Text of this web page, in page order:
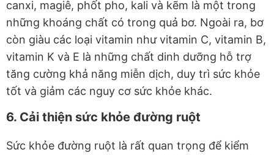
canxi, magiê, phốt pho, kali và kẽm là một trong
những khoáng chất có trong quả bơ. Ngoài ra, bơ
còn giàu các loại vitamin như vitamin C, vitamin B,
vitamin K và E là những chất dinh dưỡng hỗ trợ
tăng cường khả năng miễn dịch, duy trì sức khỏe
tốt và giảm các nguy cơ sức khỏe khác.
6. Cải thiện sức khỏe đường ruột
Sức khỏe đường ruột là rất quan trọng để kiểm